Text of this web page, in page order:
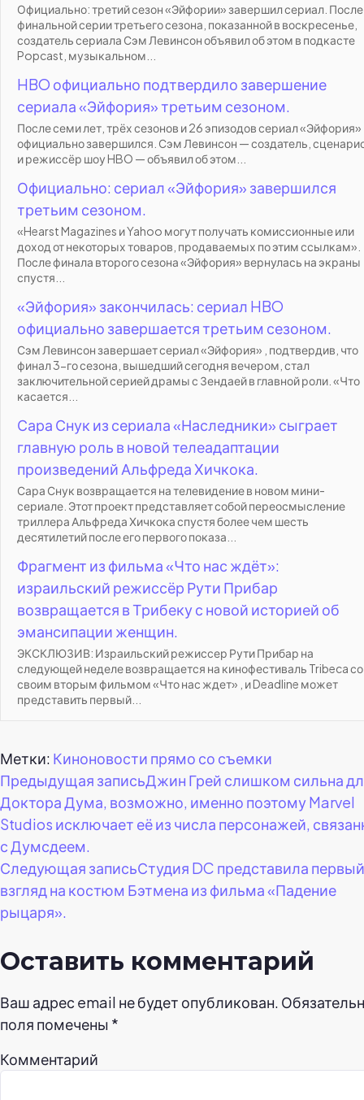
Официально: третий сезон «Эйфории» завершил сериал. После
финальной серии третьего сезона, показанной в воскресенье,
создатель сериала Сэм Левинсон объявил об этом в подкасте
Popcast, музыкальном...
HBO официально подтвердило завершение
сериала «Эйфория» третьим сезоном.
После семи лет, трёх сезонов и 26 эпизодов сериал «Эйфория»
официально завершился. Сэм Левинсон — создатель,
и режиссёр шоу HBO — объявил об этом...
Официально: сериал «Эйфория» завершился
третьим сезоном.
«Hearst Magazines и Yahoo могут получать комиссионные или
доход от некоторых товаров, продаваемых по этим ссылкам».
После финала второго сезона «Эйфория» вернулась на экраны
спустя...
«Эйфория» закончилась: сериал HBO
официально завершается третьим сезоном.
Сэм Левинсон завершает сериал «Эйфория» , подтвердив, что
финал 3-го сезона, вышедший сегодня вечером, стал
заключительной серией драмы с Зендаей в главной роли. «Что
касается...
Сара Снук из сериала «Наследники» сыграет
главную роль в новой телеадаптации
произведений Альфреда Хичкока.
Сара Снук возвращается на телевидение в новом мини-
сериале. Этот проект представляет собой переосмысление
триллера Альфреда Хичкока спустя более чем шесть
десятилетий после его первого показа...
Фрагмент из фильма «Что нас ждёт»:
израильский режиссёр Рути Прибар
возвращается в Трибеку с новой историей об
эмансипации женщин.
ЭКСКЛЮЗИВ: Израильский режиссер Рути Прибар на
следующей неделе возвращается на кинофестиваль Tribeca со
своим вторым фильмом «Что нас ждет» , и Deadline может
представить первый...
Метки: Киноновости прямо со съемки
Навигация
по
записям
Предыдущая записьДжин Грей слишком сильна
Доктора Дума, возможно, именно поэтому Marvel
Studios исключает её из числа персонажей,
с Думсдеем.
Следующая записьСтудия DC представила первый
взгляд на костюм Бэтмена из фильма «Падение
рыцаря».
Оставить комментарий
Ваш адрес email не будет опубликован.
поля помечены *
Комментарий